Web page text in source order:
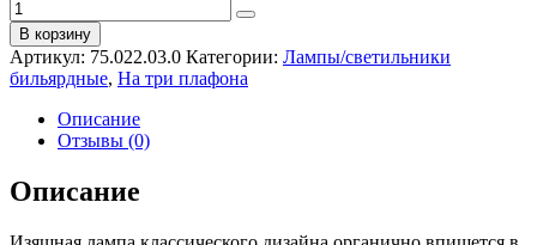
В корзину
Артикул: 75.022.03.0 Категории: Лампы/светильники
бильярдные, На три плафона
Описание
Отзывы (0)
Описание